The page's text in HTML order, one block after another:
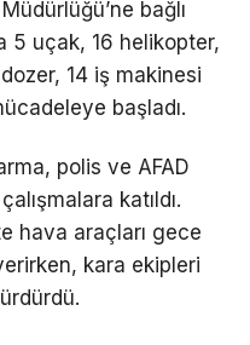
bağlı
5 uçak, 16 helikopter,
14 iş makinesi
başladı.
polis ve AFAD
katıldı.
hava araçları gece
kara ekipleri